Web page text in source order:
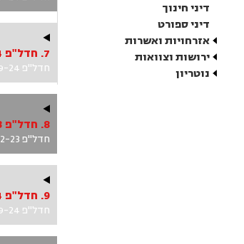
דיני חינוך
דיני ספורט
אזרחויות ואשרות
ירושות וצוואות
נוטריון
7. חדל"פ 39976-09-24 זועבי נ' ממונה על חדלות פירעון – מחוז חיפה והצפון
חדל"פ 39976-09-24 החלטה
8. חדל"פ 6648-02-23 סרחאן נ' ממונה על חדלות פירעון – מחוז חיפה והצפון ואח'
חדל"פ 6648-02-23 פסק דין
9. חדל"פ 34304-09-24 שיבלי נ' ממונה על חדלות פירעון – מחוז חיפה והצפון
חדל"פ 34304-09-24 החלטה